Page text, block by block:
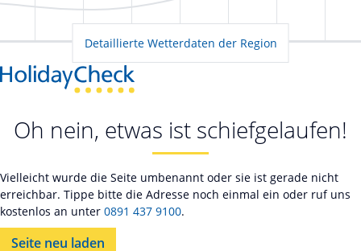
Detaillierte Wetterdaten der Region
Oh nein, etwas ist schiefgelaufen!
Vielleicht wurde die Seite umbenannt oder sie ist gerade nicht
erreichbar. Tippe bitte die Adresse noch einmal ein oder ruf uns
kostenlos an unter 0891 437 9100.
Seite neu laden